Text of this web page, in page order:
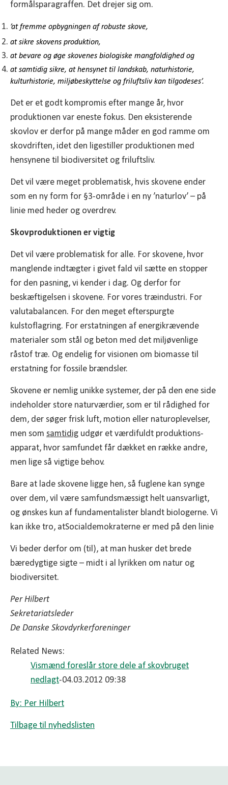
formålsparagraffen. Det drejer sig om.
’atfremme opbygningen af robuste skove,
at sikre skovens produktion,
at bevare og øge skovenes biologiske mangfoldighed og
at samtidig sikre, at hensynet til landskab, naturhistorie,
kulturhistorie, miljøbeskyttelse og friluftsliv kan tilgodeses’.
Det er et godt kompromis efter mange år, hvor
produktionen var eneste fokus. Den eksisterende
skovlov er derfor på mange måder en god ramme om
skovdriften, idet den ligestiller produktionen med
hensynene til biodiversitet og friluftsliv.
Det vil være meget problematisk, hvis skovene ender
som en ny form for §3-område i en ny ’naturlov’ – på
linie med heder og overdrev.
Skovproduktionen er vigtig
Det vil være problematisk for alle. For skovene, hvor
manglende indtægter i givet fald vil sætte en stopper
for den pasning, vi kender i dag. Og derfor for
beskæftigelsen i skovene. For vores træindustri. For
valutabalancen. For den meget efterspurgte
kulstoflagring. For erstatningen af energikrævende
materialer som stål og beton med det miljøvenlige
råstof træ. Og endelig for visionen om biomasse til
erstatning for fossile brændsler.
Skovene er nemlig unikke systemer, der på den ene side
indeholder store naturværdier, som er til rådighed for
dem, der søger frisk luft, motion eller naturoplevelser,
men som samtidig udgør et værdifuldt produktions­
apparat, hvor samfundet får dækket en række andre,
men lige så vigtige behov.
Bare at lade skovene ligge hen, så fuglene kan synge
over dem, vil være samfunds­mæssigt helt uansvarligt,
og ønskes kun af fundamentalister blandt biologerne. Vi
kan ikke tro, atSocialdemokraterne er med på den linie
Vi beder derfor om (til), at man husker det brede
bæredygtige sigte – midt i al lyrikken om natur og
biodiversitet.
Per Hilbert
Sekretariatsleder
De Danske Skovdyrkerforeninger
Related News:
Vismænd foreslår store dele af skovbruget
nedlagt-04.03.2012 09:38
By: Per Hilbert
Tilbage til nyhedslisten